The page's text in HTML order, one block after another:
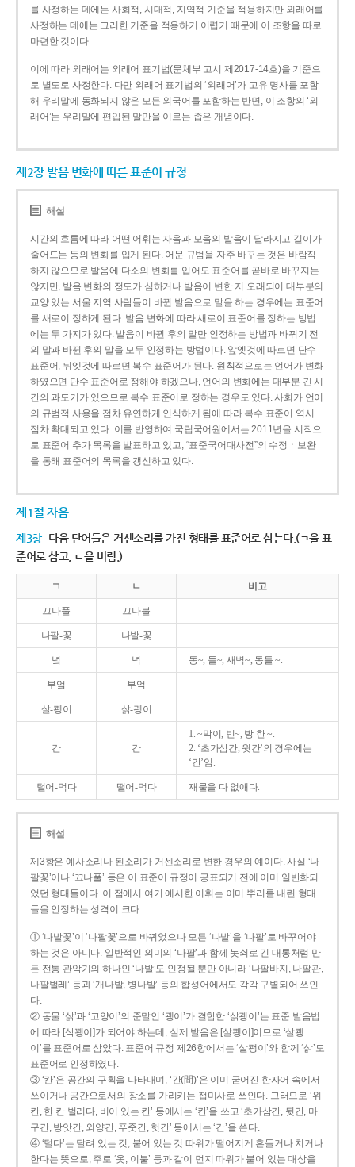
를 사정하는 데에는 사회적, 시대적, 지역적 기준을 적용하지만 외래어를
사정하는 데에는 그러한 기준을 적용하기 어렵기 때문에 이 조항을 따로
마련한 것이다.
이에 따라 외래어는 외래어 표기법(문체부 고시 제2017-14호)을 기준으
로 별도로 사정한다. 다만 외래어 표기법의 ‘외래어’가 고유 명사를 포함
해 우리말에 동화되지 않은 모든 외국어를 포함하는 반면, 이 조항의 ‘외
래어’는 우리말에 편입된 말만을 이르는 좁은 개념이다.
제2장 발음 변화에 따른 표준어 규정
해설
시간의 흐름에 따라 어떤 어휘는 자음과 모음의 발음이 달라지고 길이가
줄어드는 등의 변화를 입게 된다. 어문 규범을 자주 바꾸는 것은 바람직
하지 않으므로 발음에 다소의 변화를 입어도 표준어를 곧바로 바꾸지는
않지만, 발음 변화의 정도가 심하거나 발음이 변한 지 오래되어 대부분의
교양 있는 서울 지역 사람들이 바뀐 발음으로 말을 하는 경우에는 표준어
를 새로이 정하게 된다. 발음 변화에 따라 새로이 표준어를 정하는 방법
에는 두 가지가 있다. 발음이 바뀐 후의 말만 인정하는 방법과 바뀌기 전
의 말과 바뀐 후의 말을 모두 인정하는 방법이다. 앞엣것에 따르면 단수
표준어, 뒤엣것에 따르면 복수 표준어가 된다. 원칙적으로는 언어가 변화
하였으면 단수 표준어로 정해야 하겠으나, 언어의 변화에는 대부분 긴 시
간의 과도기가 있으므로 복수 표준어로 정하는 경우도 있다. 사회가 언어
의 규범적 사용을 점차 유연하게 인식하게 됨에 따라 복수 표준어 역시
점차 확대되고 있다. 이를 반영하여 국립국어원에서는 2011년을 시작으
로 표준어 추가 목록을 발표하고 있고, “표준국어대사전”의 수정ㆍ보완
을 통해 표준어의 목록을 갱신하고 있다.
제1절 자음
제3항 다음 단어들은 거센소리를 가진 형태를 표준어로 삼는다.(ㄱ을 표
준어로 삼고, ㄴ을 버림.)
ㄱ ㄴ 비고
끄나풀 끄나불
나팔-꽃 나발-꽃
녘 녁 동~, 들~, 새벽~, 동틀 ~.
부엌 부억
살-쾡이 삵-괭이
칸 간
1. ~막이, 빈~, 방 한 ~.
2. ‘초가삼간, 윗간’의 경우에는
‘간’임.
털어-먹다 떨어-먹다 재물을 다 없애다.
해설
제3항은 예사소리나 된소리가 거센소리로 변한 경우의 예이다. 사실 ‘나
팔꽃’이나 ‘끄나풀’ 등은 이 표준어 규정이 공표되기 전에 이미 일반화되
었던 형태들이다. 이 점에서 여기 예시한 어휘는 이미 뿌리를 내린 형태
들을 인정하는 성격이 크다.
① ‘나발꽃’이 ‘나팔꽃’으로 바뀌었으나 모든 ‘나발’을 ‘나팔’로 바꾸어야
하는 것은 아니다. 일반적인 의미의 ‘나팔’과 함께 놋쇠로 긴 대롱처럼 만
든 전통 관악기의 하나인 ‘나발’도 인정될 뿐만 아니라 ‘나팔바지, 나팔관,
나팔벌레’ 등과 ‘개나발, 병나발’ 등의 합성어에서도 각각 구별되어 쓰인
다.
② 동물 ‘삵’과 ‘고양이’의 준말인 ‘괭이’가 결합한 ‘삵괭이’는 표준 발음법
에 따라 [삭꽹이]가 되어야 하는데, 실제 발음은 [살쾡이]이므로 ‘살쾡
이’를 표준어로 삼았다. 표준어 규정 제26항에서는 ‘살쾡이’와 함께 ‘삵’도
표준어로 인정하였다.
③ ‘칸’은 공간의 구획을 나타내며, ‘간(間)’은 이미 굳어진 한자어 속에서
쓰이거나 공간으로서의 장소를 가리키는 접미사로 쓰인다. 그러므로 ‘위
칸, 한 칸 벌리다, 비어 있는 칸’ 등에서는 ‘칸’을 쓰고 ‘초가삼간, 뒷간, 마
구간, 방앗간, 외양간, 푸줏간, 헛간’ 등에서는 ‘간’을 쓴다.
④ ‘털다’는 달려 있는 것, 붙어 있는 것 따위가 떨어지게 흔들거나 치거나
한다는 뜻으로, 주로 ‘옷, 이불’ 등과 같이 먼지 따위가 붙어 있는 대상을